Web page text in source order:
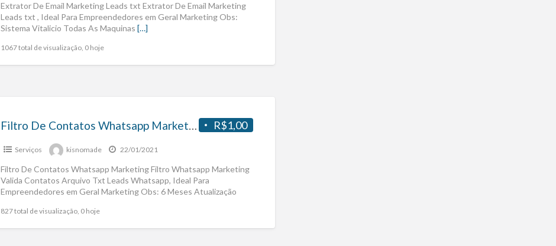
Extrator De Email Marketing Leads txt Extrator De Email Marketing
Leads txt , Ideal Para Empreendedores em Geral Marketing Obs:
Sistema Vitalicio Todas As Maquinas […]
1067 total de visualização, 0 hoje
R$1,00
Filtro De Contatos Whatsapp Marketing
Serviços kisnomade 22/01/2021
Filtro De Contatos Whatsapp Marketing Filtro Whatsapp Marketing
Valida Contatos Arquivo Txt Leads Whatsapp, Ideal Para
Empreendedores em Geral Marketing Obs: 6 Meses Atualização
827 total de visualização, 0 hoje